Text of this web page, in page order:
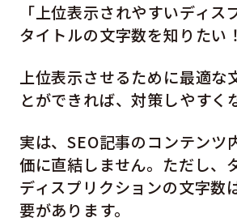
「上位表示されやすいディス
タイトルの文字数を知りたい
上位表示させるために最適な
とができれば、対策しやすく
実は、SEO記事のコンテンツ
価に直結しません。ただし、
ディスプリクションの文字数
要があります。